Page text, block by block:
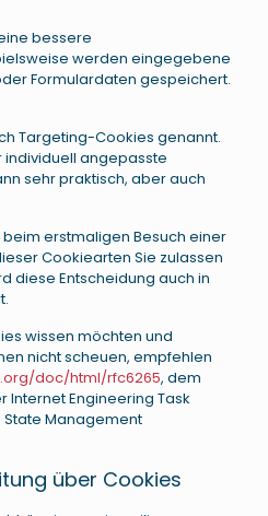
bessere
werden eingegebene
Formulardaten gespeichert.
Targeting-Cookies genannt.
individuell angepasste
sehr praktisch, aber auch
erstmaligen Besuch einer
Cookiearten Sie zulassen
diese Entscheidung auch in
wissen möchten und
nicht scheuen, empfehlen
doc/html/rfc6265, dem
Internet Engineering Task
State Management
über Cookies